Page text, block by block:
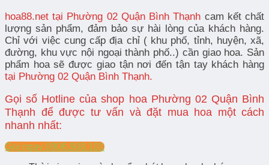
hoa88.net tại Phường 02 Quận Bình Thạnh cam kết chất
lượng sản phẩm, đảm bảo sự hài lòng của khách hàng.
Chỉ với việc cung cấp địa chỉ ( khu phố, tỉnh, huyện, xã,
đường, khu vực nội ngoại thành phố..) cần giao hoa. Sản
phẩm hoa sẽ được giao tận nơi đến tận tay khách hàng
tại Phường 02 Quận Bình Thạnh.
Gọi số Hotline của shop hoa Phường 02 Quận Bình
Thạnh để được tư vấn và đặt mua hoa một cách
nhanh nhất:
Gọi ngay 0906.908.101